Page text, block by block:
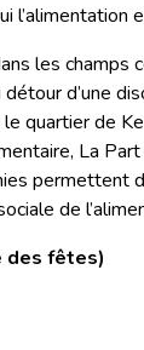
l’alimentation
les champs
détour d’une
le quartier de
La
permettent
de
des fêtes)